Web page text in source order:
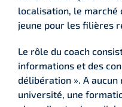
localisation, le marché
jeune pour les filières
Le rôle du coach
informations et des
délibération ». A
université, une